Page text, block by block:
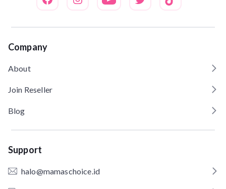
Company
About
Join Reseller
Blog
Support
halo@mamaschoice.id